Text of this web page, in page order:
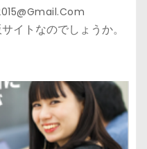
イトなのでしょうか。